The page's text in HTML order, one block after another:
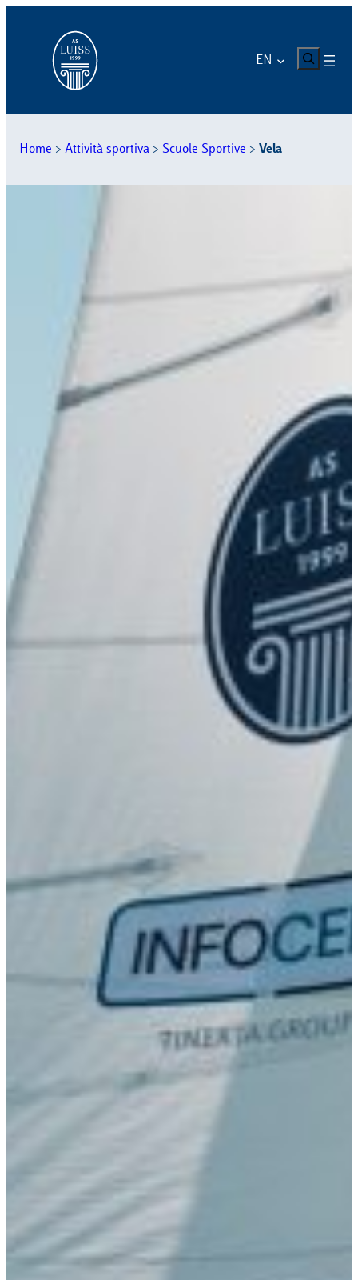
content
EN CERCA
Home > Attività sportiva > Scuole Sportive > Vela